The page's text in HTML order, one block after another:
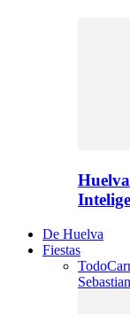
De Huelva
Fiestas
Todo
Sebastian